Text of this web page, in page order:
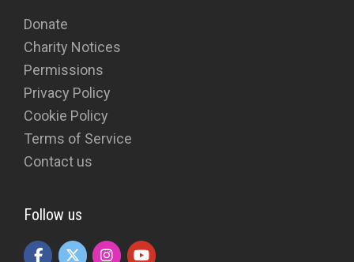
Donate
Charity Notices
Permissions
Privacy Policy
Cookie Policy
Terms of Service
Contact us
Follow us